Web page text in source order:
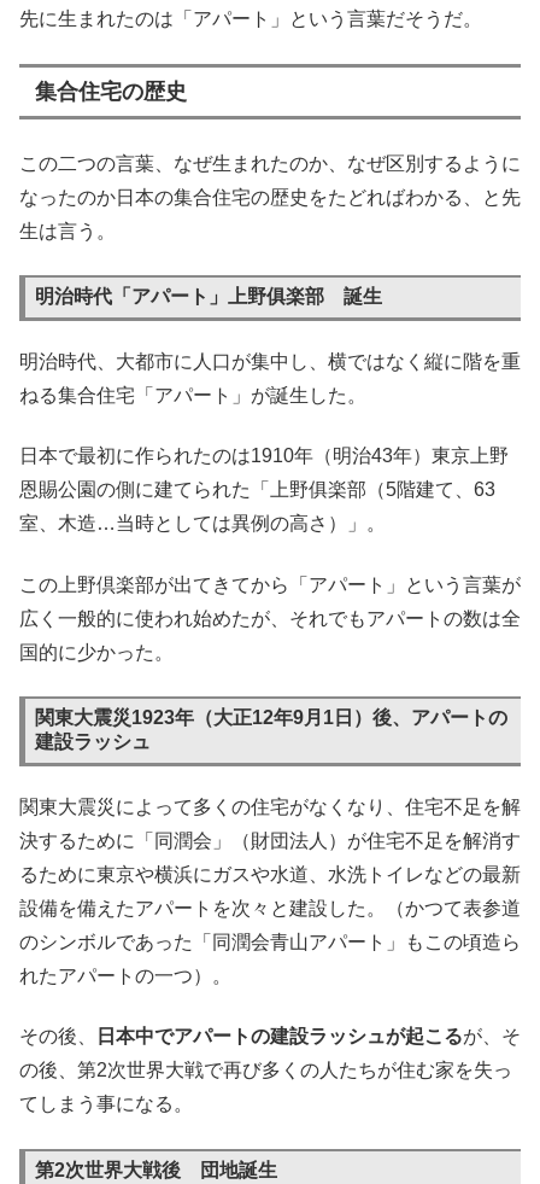
先に生まれたのは「アパート」という言葉だそうだ。
集合住宅の歴史
この二つの言葉、なぜ生まれたのか、なぜ区別するように
なったのか日本の集合住宅の歴史をたどればわかる、と先
生は言う。
明治時代「アパート」上野俱楽部 誕生
明治時代、大都市に人口が集中し、横ではなく縦に階を重
ねる集合住宅「アパート」が誕生した。
日本で最初に作られたのは1910年（明治43年）東京上野
恩賜公園の側に建てられた「上野俱楽部（5階建て、63
室、木造…当時としては異例の高さ）」。
この上野倶楽部が出てきてから「アパート」という言葉が
広く一般的に使われ始めたが、それでもアパートの数は全
国的に少かった。
関東大震災1923年（大正12年9月1日）後、アパートの
建設ラッシュ
関東大震災によって多くの住宅がなくなり、住宅不足を解
決するために「同潤会」（財団法人）が住宅不足を解消す
るために東京や横浜にガスや水道、水洗トイレなどの最新
設備を備えたアパートを次々と建設した。（かつて表参道
のシンボルであった「同潤会青山アパート」もこの頃造ら
れたアパートの一つ）。
その後、 日本中でアパートの建設ラッシュが起こるが、そ
の後、第2次世界大戦で再び多くの人たちが住む家を失っ
てしまう事になる。
第2次世界大戦後 団地誕生